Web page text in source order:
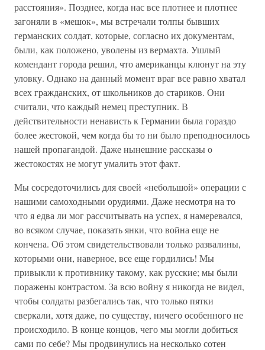
расстояния». Позднее, когда нас все плотнее и плотнее
загоняли в «мешок», мы встречали толпы бывших
германских солдат, которые, согласно их документам,
были, как положено, уволены из вермахта. Ушлый
комендант города решил, что американцы клюнут на эту
уловку. Однако на данный момент враг все равно хватал
всех гражданских, от школьников до стариков. Они
считали, что каждый немец преступник. В
действительности ненависть к Германии была гораздо
более жестокой, чем когда бы то ни было преподносилось
нашей пропагандой. Даже нынешние рассказы о
жестокостях не могут умалить этот факт.
Мы сосредоточились для своей «небольшой» операции с
нашими самоходными орудиями. Даже несмотря на то
что я едва ли мог рассчитывать на успех, я намеревался,
во всяком случае, показать янки, что война еще не
кончена. Об этом свидетельствовали только развалины,
которыми они, наверное, все еще гордились! Мы
привыкли к противнику такому, как русские; мы были
поражены контрастом. За всю войну я никогда не видел,
чтобы солдаты разбегались так, что только пятки
сверкали, хотя даже, по существу, ничего особенного не
происходило. В конце концов, чего мы могли добиться
сами по себе? Мы продвинулись на несколько сотен